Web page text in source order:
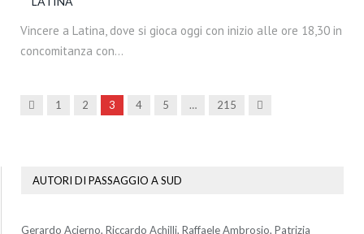
Vincere a Latina, dove si gioca oggi con inizio alle ore 18,30 in
concomitanza con…
Precedenti
1 2 3 4 5 … 215 Prossima
AUTORI DI PASSAGGIO A SUD
Gerardo Acierno, Riccardo Achilli, Raffaele Ambrosio, Patrizia